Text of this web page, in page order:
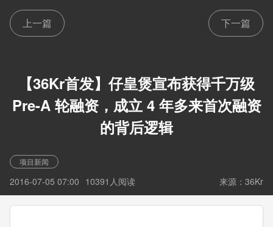
上一篇 下一篇
【36Kr首发】仔皇煲宣布获得千万级
Pre-A 轮融资，成立 4 年多来首次融资
的背后逻辑
2016-07-05 07:00 10391人阅读
项目新闻
来源：36Kr